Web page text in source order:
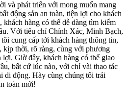
và phát triển với mong muốn mang
động sản an toàn, tiện lợi cho khách
hàng có thể dễ dàng tìm kiếm
Với tiêu chí Chính Xác, Minh Bạch,
cung cấp tới khách hàng thông tin,
kịp thời, rõ ràng, cùng với phương
lợi. Giờ đây, khách hàng có thể giao
bất cứ lúc nào, với chỉ vài thao tác
di động. Hãy cùng chúng tôi trải
toàn mới!